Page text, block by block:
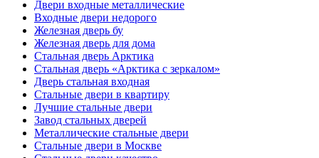
Двери входные металлические
Входные двери недорого
Железная дверь бу
Железная дверь для дома
Стальная дверь Арктика
Стальная дверь «Арктика с зеркалом»
Дверь стальная входная
Стальные двери в квартиру
Лучшие стальные двери
Завод стальных дверей
Металлические стальные двери
Стальные двери в Москве